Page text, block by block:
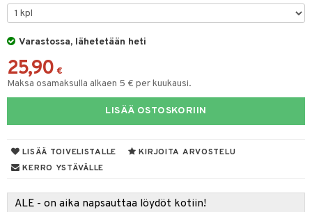
Varastossa, lähetetään heti
25,90 €
Maksa osamaksulla alkaen 5 € per kuukausi.
LISÄÄ OSTOSKORIIN
LISÄÄ TOIVELISTALLE
KIRJOITA ARVOSTELU
KERRO YSTÄVÄLLE
ALE - on aika napsauttaa löydöt kotiin!
& Vihannesveitset
sisustus
tarvikkeita
tekstiilit
koristelu
säilytys
Saalit
& Koukut